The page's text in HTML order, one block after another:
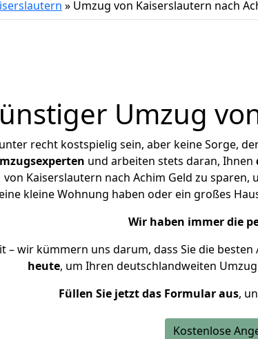
» Umzug von Kaiserslautern nach
Umzug
recht kostspielig sein, aber keine Sorge,
und arbeiten stets daran, Ihnen
Kaiserslautern nach Achim Geld zu
kleine Wohnung haben oder ein großes
Wir haben immer die
– wir kümmern uns darum, dass Sie die
heute, um Ihren deutschlandweiten
Füllen Sie jetzt das Formular aus,
Kostenlose